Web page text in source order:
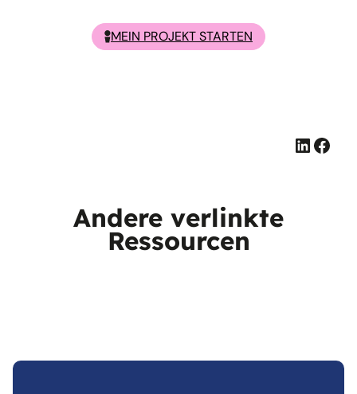
MEIN PROJEKT STARTEN
Andere verlinkte
Ressourcen